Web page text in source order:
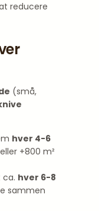
reducere
(små,
hver 4-6
+800 m²
ca. hver 6-8
sammen